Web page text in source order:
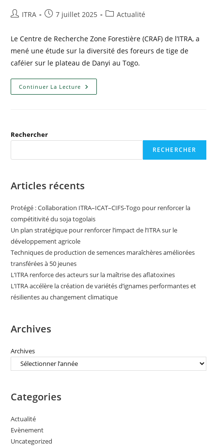
ITRA 7 juillet 2025 Actualité
Le Centre de Recherche Zone Forestière (CRAF) de l’ITRA, a
mené une étude sur la diversité des foreurs de tige de
caféier sur le plateau de Danyi au Togo.
Continuer La Lecture
Rechercher
RECHERCHER
Articles récents
Protégé : Collaboration ITRA–ICAT–CIFS-Togo pour renforcer la
compétitivité du soja togolais
Un plan stratégique pour renforcer l’impact de l’ITRA sur le
développement agricole
Techniques de production de semences maraîchères améliorées
transférées à 50 jeunes
L’ITRA renforce des acteurs sur la maîtrise des aflatoxines
L’ITRA accélère la création de variétés d’ignames performantes et
résilientes au changement climatique
Archives
Archives
Categories
Actualité
Evènement
Uncategorized